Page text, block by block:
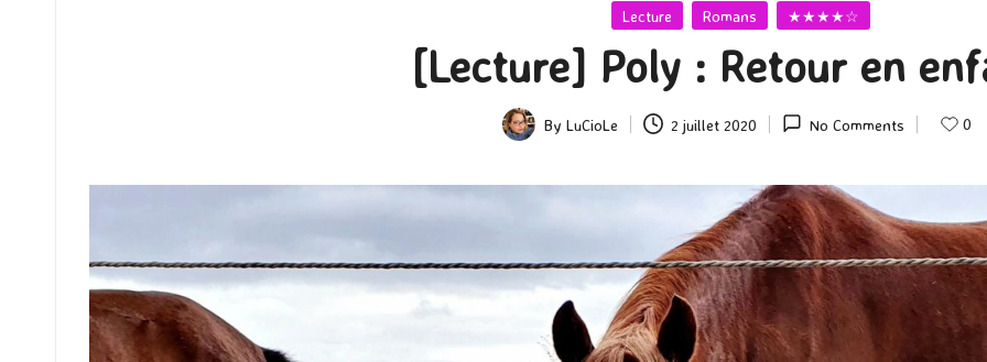
Posted
Lecture Romans ★★★★☆
[Lecture] Poly : Retour en
Posted
By LuCioLe 2 juillet 2020 No Comments 0